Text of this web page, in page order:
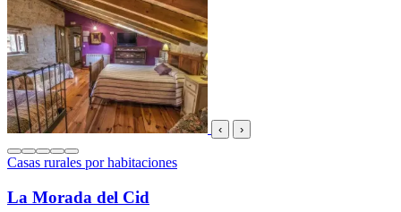
‹ ›
Casas rurales por habitaciones
La Morada del Cid